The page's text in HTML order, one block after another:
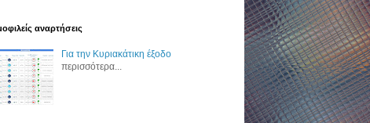
αναρτήσεις
Για την Κυριακάτικη έξοδο
περισσότερα...